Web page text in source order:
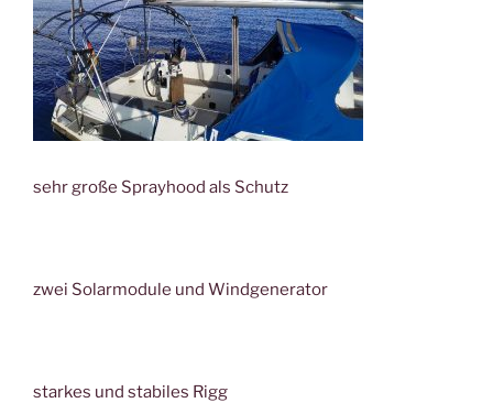
sehr große Sprayhood als Schutz
zwei Solarmodule und Windgenerator
starkes und stabiles Rigg